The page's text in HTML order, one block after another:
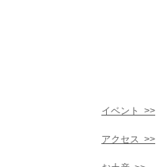
イベント >>
アクセス >>